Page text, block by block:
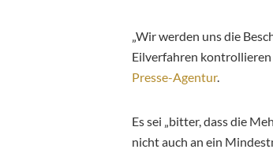
„Wir werden uns die
Eilverfahren kontrollieren
Presse-Agentur.
Es sei „bitter, dass die
nicht auch an ein